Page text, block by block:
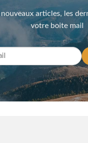
nouveaux articles, les
votre boite mail